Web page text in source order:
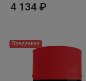
4 134 ₽
Предзаказ